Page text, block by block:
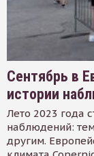
Сентябрь в
истории
Лето 2023 года
наблюдений:
другим.